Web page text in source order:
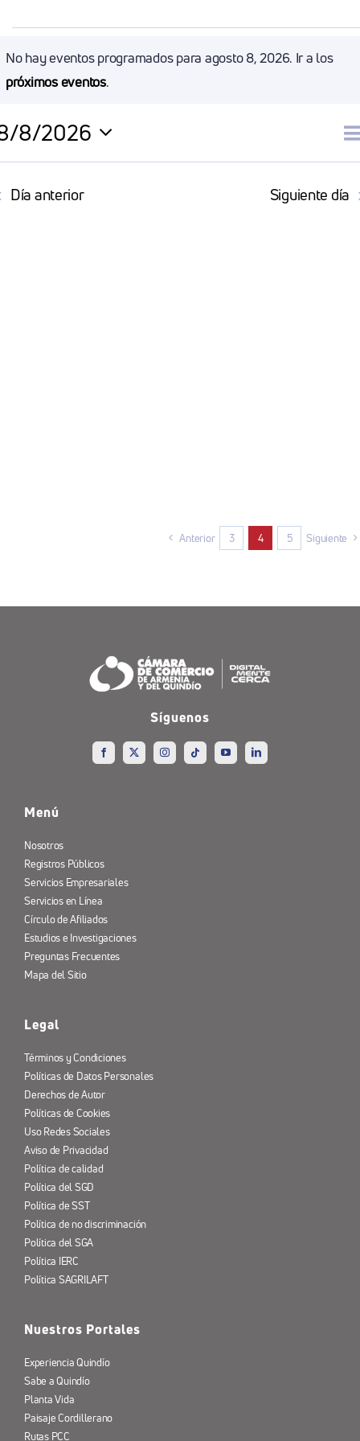
Aviso
No hay eventos programados para agosto 8, 2026. Ir a los
próximos eventos.
8/2026
Día anterior Siguiente día
Anterior 3 4 5 Siguiente
Síguenos
Menú
Nosotros
Registros Públicos
Servicios Empresariales
Servicios en Línea
Círculo de Afiliados
Estudios e Investigaciones
Preguntas Frecuentes
Mapa del Sitio
Legal
Términos y Condiciones
Políticas de Datos Personales
Derechos de Autor
Políticas de Cookies
Uso Redes Sociales
Aviso de Privacidad
Política de calidad
Política del SGD
Política de SST
Política de no discriminación
Política del SGA
Política IERC
Política SAGRILAFT
Nuestros Portales
Experiencia Quindío
Sabe a Quindío
Planta Vida
Paisaje Cordillerano
Rutas PCC